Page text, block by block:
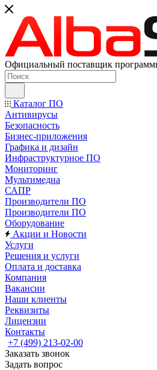
Официальный поставщик
Каталог ПО
Антивирусы
Безопасность
Бизнес-приложения
Графика и дизайн
Инфраструктурное ПО
Мониторинг
Мультимедиа
САПР
Производители ПО
Производители ПО
Оборудование
Акции и Новости
Услуги
Решения и услуги
Оплата и доставка
Компания
Вакансии
Наши клиенты
Реквизиты
Лицензии
Контакты
+7 (499) 213-02-00
Заказать звонок
Задать вопрос